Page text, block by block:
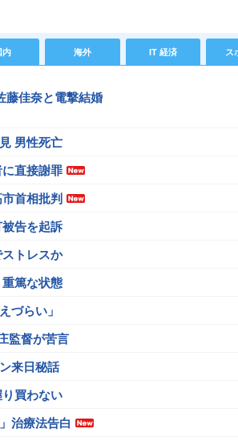
内 海外 IT 経済 ス
藤佳奈と電撃結婚
男性死亡
直接謝罪
首相批判
告を起訴
トレスか
篤な状態
づらい」
監督が苦言
来日秘話
買わない
治療法告白